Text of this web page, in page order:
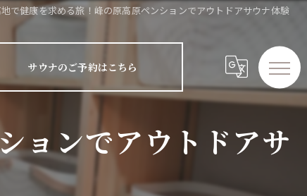
で健康を求める旅！峰の原高原ペンションでアウトドアサウナ体験
サウナのご予約はこちら
ョンでアウトドアサ